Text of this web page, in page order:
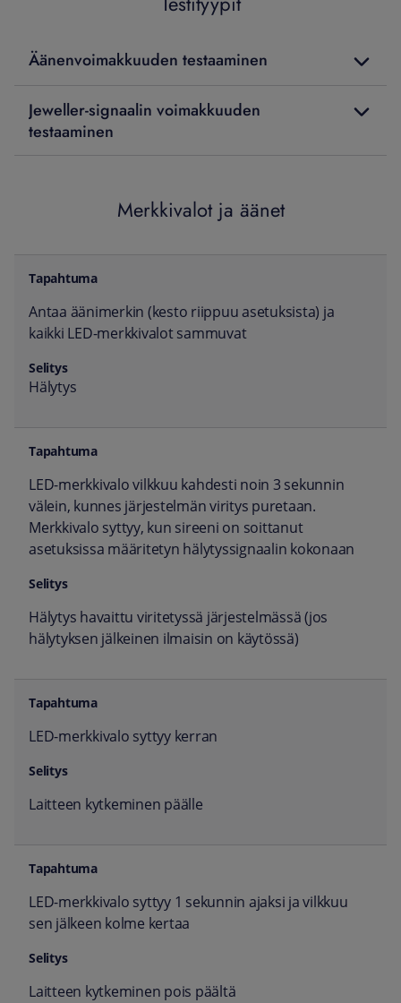
Äänenvoimakkuuden testaaminen
Jeweller-signaalin voimakkuuden
testaaminen
Merkkivalot ja äänet
Antaa äänimerkin (kesto riippuu asetuksista) ja
kaikki LED-merkkivalot sammuvat
Hälytys
LED-merkkivalo vilkkuu kahdesti noin 3 sekunnin
välein, kunnes järjestelmän viritys puretaan.
Merkkivalo syttyy, kun sireeni on soittanut
asetuksissa määritetyn hälytyssignaalin kokonaan
Hälytys havaittu viritetyssä järjestelmässä (jos
hälytyksen jälkeinen ilmaisin on käytössä)
LED-merkkivalo syttyy kerran
Laitteen kytkeminen päälle
LED-merkkivalo syttyy 1 sekunnin ajaksi ja vilkkuu
sen jälkeen kolme kertaa
Laitteen kytkeminen pois päältä